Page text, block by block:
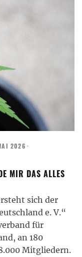
2026 ·
MIR DAS ALLES
sich der
e. V.“
für
an 180
Mitgliedern.